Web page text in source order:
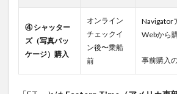
④ シャッター
ズ（写真パッ
ケージ）購入
オンライン
チェックイ
ン後〜乗船
前
Navigator
Webから
事前購入